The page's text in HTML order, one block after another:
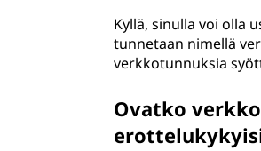
Kyllä, sinulla voi olla
tunnetaan nimellä
verkkotunnuksia
Ovatko